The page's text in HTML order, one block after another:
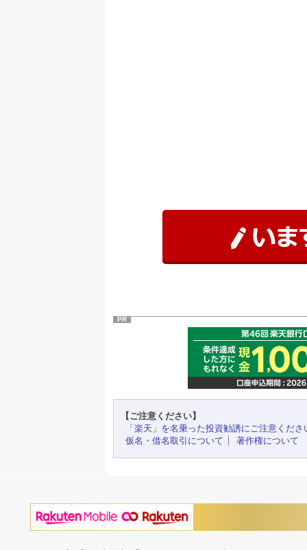
PR
【ご注意ください】
「楽天」を名乗った投資勧誘にご注意くださ
仮名・借名取引について
著作権について